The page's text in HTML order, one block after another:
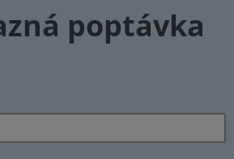
poptávka